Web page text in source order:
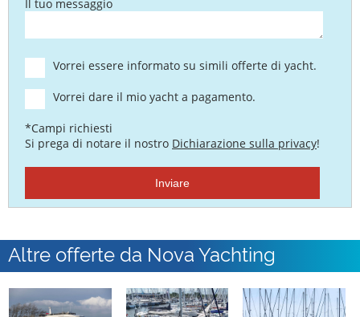
Il tuo messaggio
Vorrei essere informato su simili offerte di yacht.
Vorrei dare il mio yacht a pagamento.
*Campi richiesti
Si prega di notare il nostro Dichiarazione sulla privacy!
Inviare
Altre offerte da Nova Yachting